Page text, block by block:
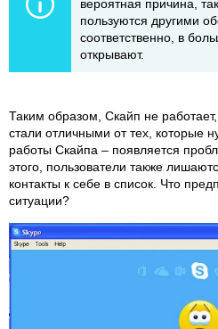
вероятная причина,
пользуются другими
соответственно, в
открывают.
Таким образом, Скайп не
стали отличными от тех, которые
работы Скайпа – появляется
этого, пользователи также
контакты к себе в список. Что
ситуации?